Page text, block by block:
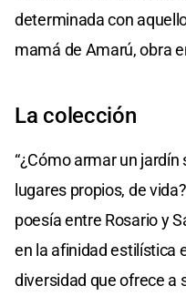
determinada con
mamá de Amarú, obra
La colección
“¿Cómo armar un
lugares propios, de
poesía entre Rosario y
en la afinidad estilística
diversidad que ofrece a